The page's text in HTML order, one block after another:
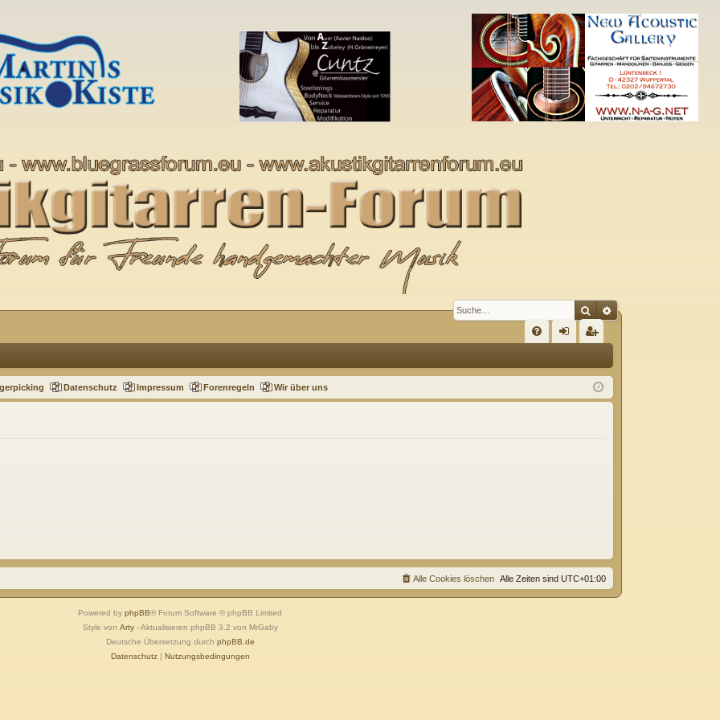
SucheErweiterte Suche
S
Q m
el
ist
rie
Datenschutz Impressum Forenregeln Wir über uns
Alle Zeiten sind UTC+01:00
Alle Cookies löschen
Powered by phpBB® Forum Software © phpBB Limited
Style von Arty- Aktualisieren phpBB 3.2 von MrGaby
Deutsche Übersetzung durch phpBB.de
Datenschutz| Nutzungsbedingungen